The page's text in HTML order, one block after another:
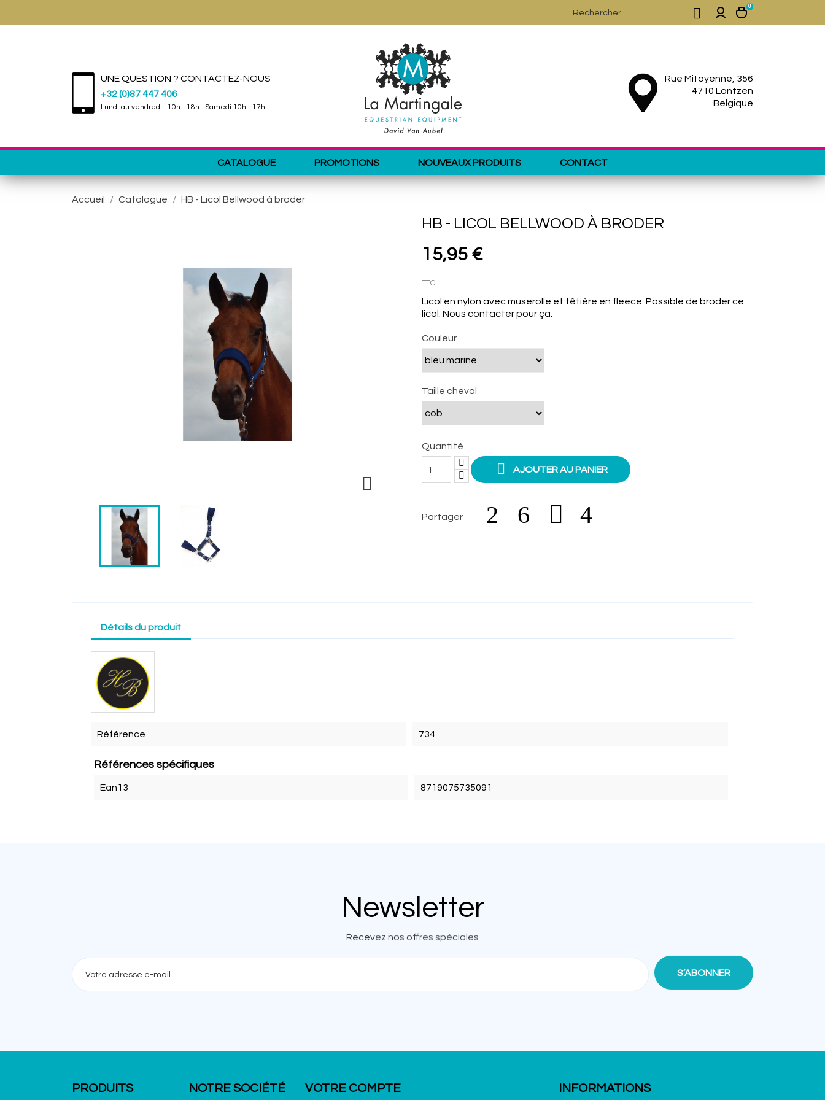
 0
UNE QUESTION ? CONTACTEZ-NOUS
+32 (0)87 447 406
Lundi au vendredi : 10h - 18h . Samedi 10h - 17h
Rue Mitoyenne, 356
4710 Lontzen
Belgique
CATALOGUE PROMOTIONS NOUVEAUX PRODUITS CONTACT
Accueil Catalogue HB - Licol Bellwood à broder

HB - LICOL BELLWOOD À BRODER
15,95 €
TTC
Licol en nylon avec muserolle et têtière en fleece. Possible de broder ce
licol. Nous contacter pour ça.
Couleur
Taille cheval
Quantité
 AJOUTER AU PANIER
Partager
Détails du produit
Référence 734
Références spécifiques
Ean13 8719075735091
Newsletter
Recevez nos offres spéciales
PRODUITS NOTRE SOCIÉTÉ VOTRE COMPTE INFORMATIONS